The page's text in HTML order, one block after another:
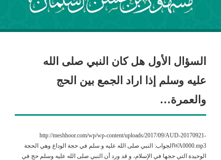
السؤال الأول هل كان النبي صلى الله
عليه وسلم إذا اراد الجمع بين الحج
والعمرة…
http://meshhoor.com/wp/wp-content/uploads/2017/09/AUD-20170921-
WA0000.mp3الجواب: النبي صلى الله عليه و سلم في حجة الوداع وهي الحجة
الوحيدة التي حجها في الإسلام، و قد ورد أن النبي صلى الله عليه وسلم حج في